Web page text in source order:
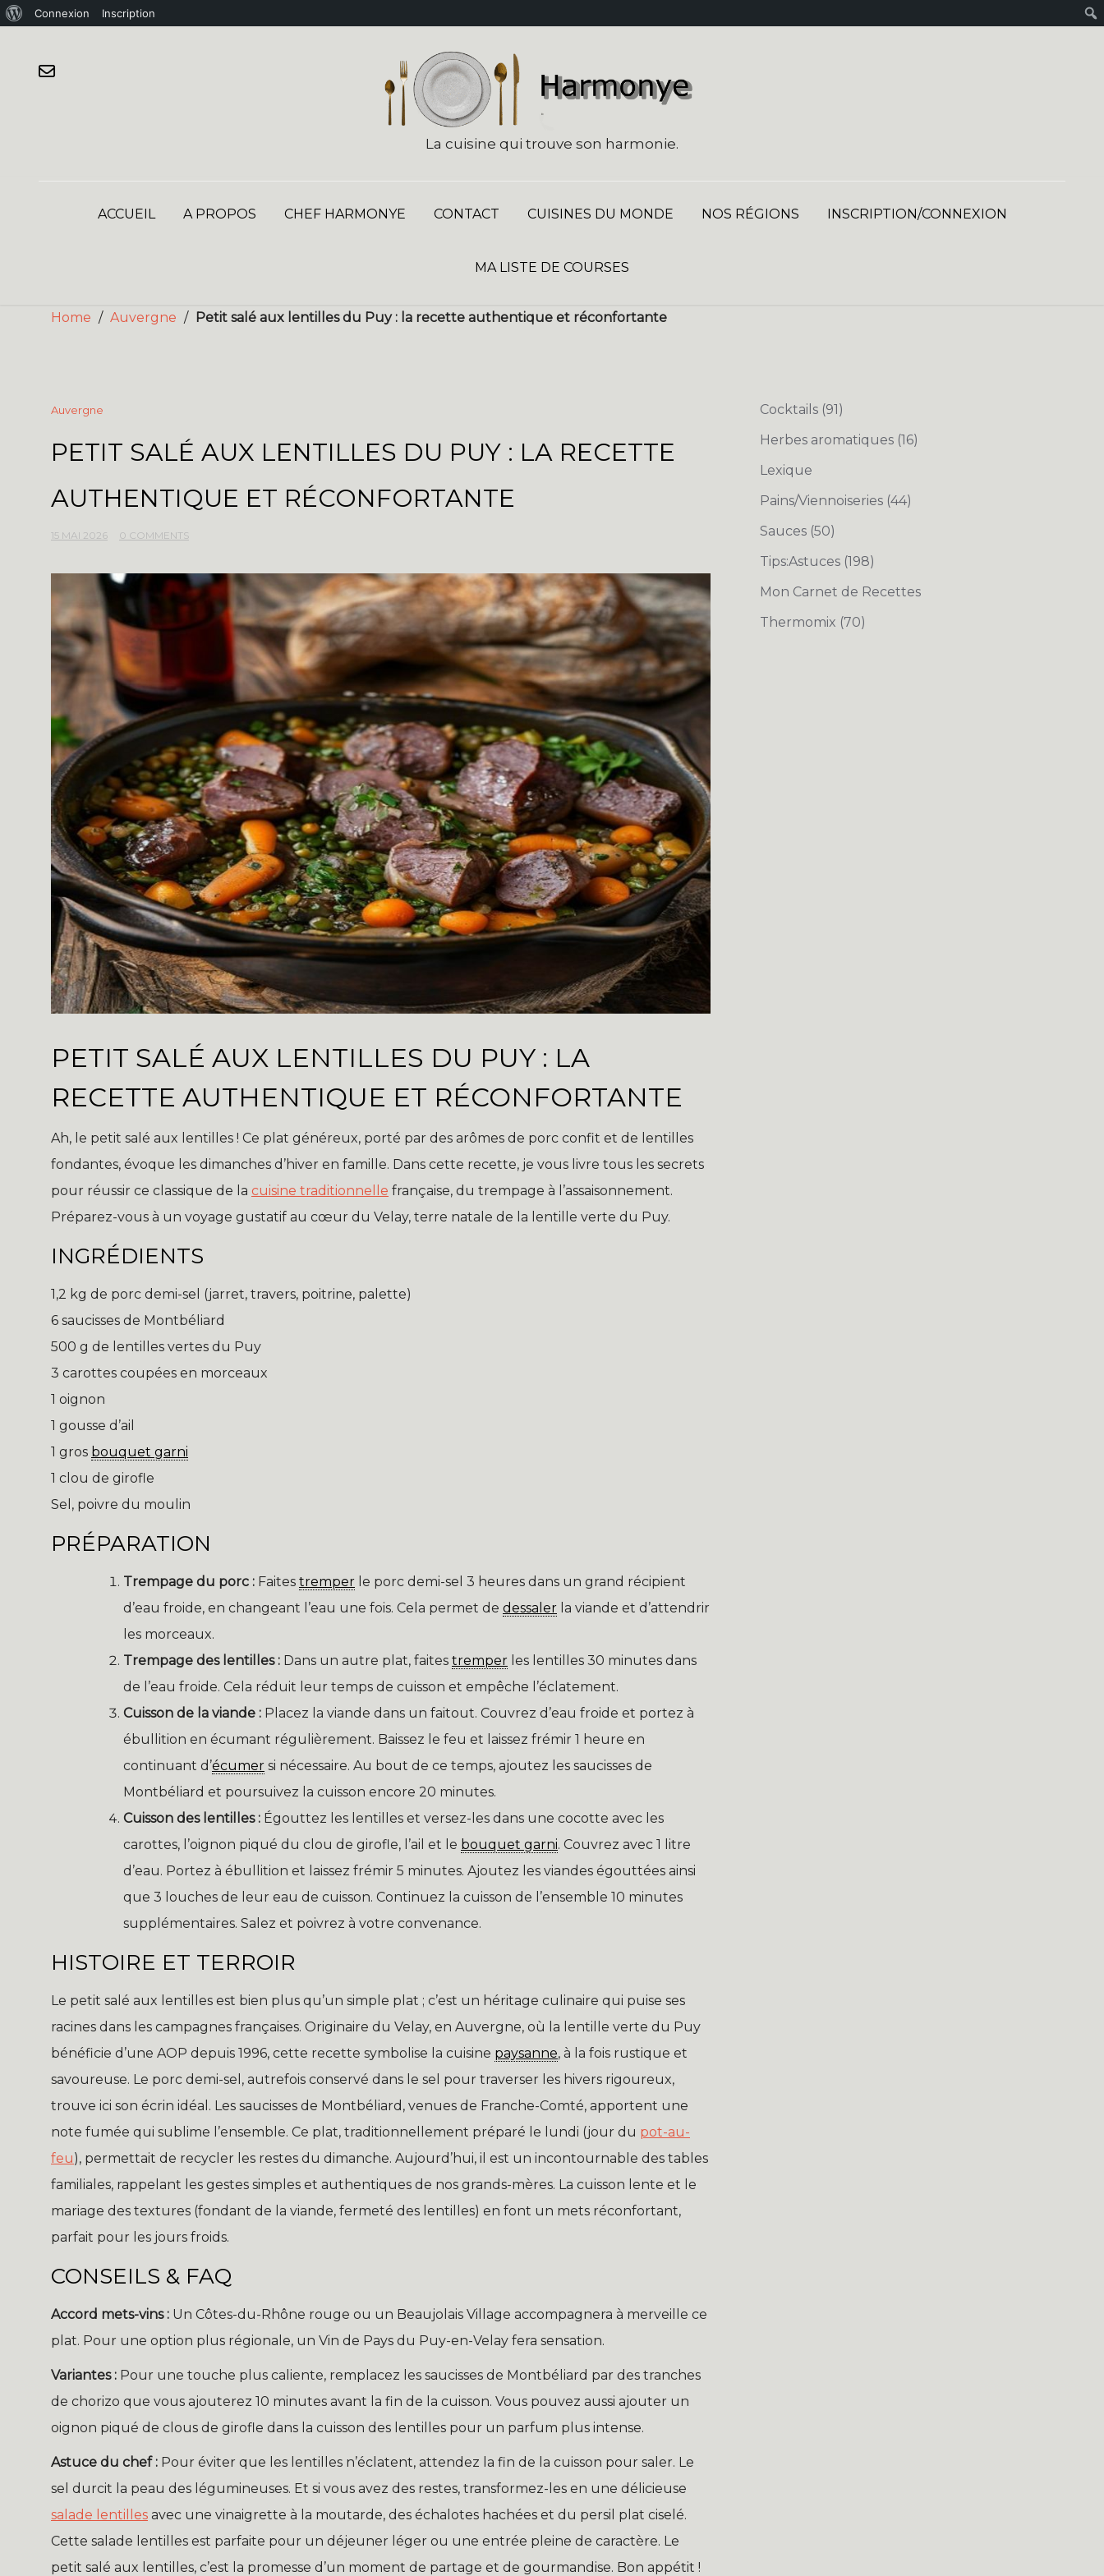
Connexion Inscription
La cuisine qui trouve son harmonie.
ACCUEIL A PROPOS CHEF HARMONYE CONTACT CUISINES DU MONDE NOS RÉGIONS INSCRIPTION/CONNEXION
MA LISTE DE COURSES
Home / Auvergne / Petit salé aux lentilles du Puy : la recette authentique et réconfortante
Auvergne
PETIT SALÉ AUX LENTILLES DU PUY : LA RECETTE
AUTHENTIQUE ET RÉCONFORTANTE
15 MAI 2026 0 COMMENTS
PETIT SALÉ AUX LENTILLES DU PUY : LA
RECETTE AUTHENTIQUE ET RÉCONFORTANTE
Ah, le petit salé aux lentilles ! Ce plat généreux, porté par des arômes de porc confit et de lentilles
fondantes, évoque les dimanches d’hiver en famille. Dans cette recette, je vous livre tous les secrets
pour réussir ce classique de la cuisine traditionnelle française, du trempage à l’assaisonnement.
Préparez-vous à un voyage gustatif au cœur du Velay, terre natale de la lentille verte du Puy.
INGRÉDIENTS
1,2 kg de porc demi-sel (jarret, travers, poitrine, palette)
6 saucisses de Montbéliard
500 g de lentilles vertes du Puy
3 carottes coupées en morceaux
1 oignon
1 gousse d’ail
1 gros bouquet garni
1 clou de girofle
Sel, poivre du moulin
PRÉPARATION
Trempage du porc : Faites tremper le porc demi-sel 3 heures dans un grand récipient
d’eau froide, en changeant l’eau une fois. Cela permet de dessaler la viande et d’attendrir
les morceaux.
Trempage des lentilles : Dans un autre plat, faites tremper les lentilles 30 minutes dans
de l’eau froide. Cela réduit leur temps de cuisson et empêche l’éclatement.
Cuisson de la viande : Placez la viande dans un faitout. Couvrez d’eau froide et portez à
ébullition en écumant régulièrement. Baissez le feu et laissez frémir 1 heure en
continuant d’écumer si nécessaire. Au bout de ce temps, ajoutez les saucisses de
Montbéliard et poursuivez la cuisson encore 20 minutes.
Cuisson des lentilles : Égouttez les lentilles et versez-les dans une cocotte avec les
carottes, l’oignon piqué du clou de girofle, l’ail et le bouquet garni. Couvrez avec 1 litre
d’eau. Portez à ébullition et laissez frémir 5 minutes. Ajoutez les viandes égouttées ainsi
que 3 louches de leur eau de cuisson. Continuez la cuisson de l’ensemble 10 minutes
supplémentaires. Salez et poivrez à votre convenance.
HISTOIRE ET TERROIR
Le petit salé aux lentilles est bien plus qu’un simple plat ; c’est un héritage culinaire qui puise ses
racines dans les campagnes françaises. Originaire du Velay, en Auvergne, où la lentille verte du Puy
bénéficie d’une AOP depuis 1996, cette recette symbolise la cuisine paysanne, à la fois rustique et
savoureuse. Le porc demi-sel, autrefois conservé dans le sel pour traverser les hivers rigoureux,
trouve ici son écrin idéal. Les saucisses de Montbéliard, venues de Franche-Comté, apportent une
note fumée qui sublime l’ensemble. Ce plat, traditionnellement préparé le lundi (jour du pot-au-
feu), permettait de recycler les restes du dimanche. Aujourd’hui, il est un incontournable des tables
familiales, rappelant les gestes simples et authentiques de nos grands-mères. La cuisson lente et le
mariage des textures (fondant de la viande, fermeté des lentilles) en font un mets réconfortant,
parfait pour les jours froids.
CONSEILS & FAQ
Accord mets-vins : Un Côtes-du-Rhône rouge ou un Beaujolais Village accompagnera à merveille ce
plat. Pour une option plus régionale, un Vin de Pays du Puy-en-Velay fera sensation.
Variantes : Pour une touche plus caliente, remplacez les saucisses de Montbéliard par des tranches
de chorizo que vous ajouterez 10 minutes avant la fin de la cuisson. Vous pouvez aussi ajouter un
oignon piqué de clous de girofle dans la cuisson des lentilles pour un parfum plus intense.
Astuce du chef : Pour éviter que les lentilles n’éclatent, attendez la fin de la cuisson pour saler. Le
sel durcit la peau des légumineuses. Et si vous avez des restes, transformez-les en une délicieuse
salade lentilles avec une vinaigrette à la moutarde, des échalotes hachées et du persil plat ciselé.
Cette salade lentilles est parfaite pour un déjeuner léger ou une entrée pleine de caractère. Le
petit salé aux lentilles, c’est la promesse d’un moment de partage et de gourmandise. Bon appétit !
Cocktails (91)
Herbes aromatiques (16)
Lexique
Pains/Viennoiseries (44)
Sauces (50)
Tips:Astuces (198)
Mon Carnet de Recettes
Thermomix (70)